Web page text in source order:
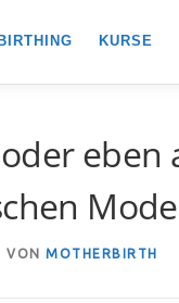
KURSE
eben
VON MOTHERBIRTH